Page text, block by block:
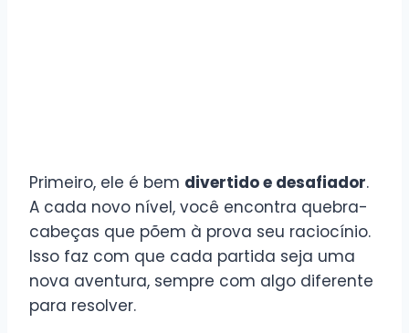
Primeiro, ele é bem divertido e desafiador.
A cada novo nível, você encontra quebra-
cabeças que põem à prova seu raciocínio.
Isso faz com que cada partida seja uma
nova aventura, sempre com algo diferente
para resolver.